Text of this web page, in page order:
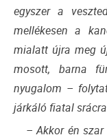
egyszer a
mellékesen a
mialatt újra meg
mosott, barna
nyugalom –
járkáló fiatal
– Akkor én